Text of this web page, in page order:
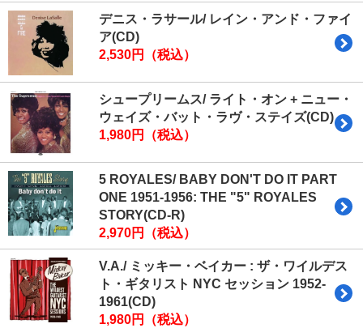
デニス・ラサール/ レイン・アンド・ファイ
ア(CD)
2,530円（税込）
シュープリームス/ ライト・オン + ニュー・
ウェイズ・バット・ラヴ・ステイズ(CD)
1,980円（税込）
5 ROYALES/ BABY DON'T DO IT PART
ONE 1951-1956: THE "5" ROYALES
STORY(CD-R)
2,970円（税込）
V.A./ ミッキー・ベイカー : ザ・ワイルデス
ト・ギタリスト NYC セッション 1952-
1961(CD)
1,980円（税込）